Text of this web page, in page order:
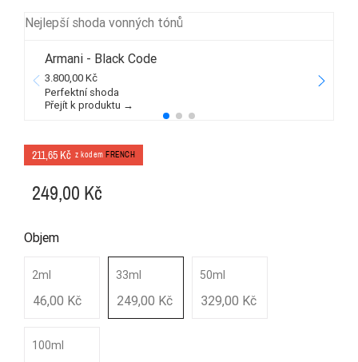
Nejlepší shoda vonných tónů
Armani - Black Code
3.800,00 Kč
Perfektní shoda
Přejít k produktu →
211,65 Kč z kodem FRENCH
249,00 Kč
Objem
2ml
46,00 Kč
33ml
249,00 Kč
50ml
329,00 Kč
100ml